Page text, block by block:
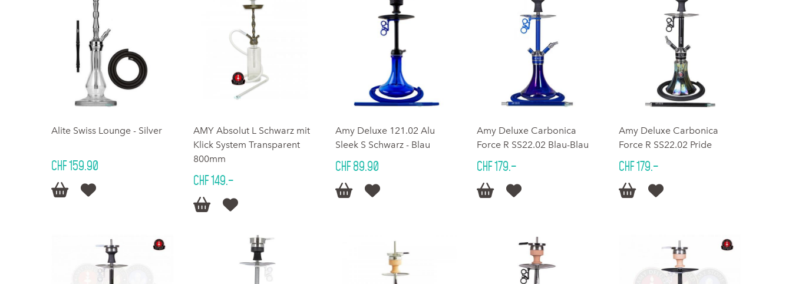
Alite Swiss Lounge - Silver
CHF 159.90
 
AMY Absolut L Schwarz mit
Klick System Transparent
800mm
CHF 149.–
 
Amy Deluxe 121.02 Alu
Sleek S Schwarz - Blau
CHF 89.90
 
Amy Deluxe Carbonica
Force R SS22.02 Blau-Blau
CHF 179.–
 
Amy Deluxe Carbonica
Force R SS22.02 Pride
CHF 179.–
 